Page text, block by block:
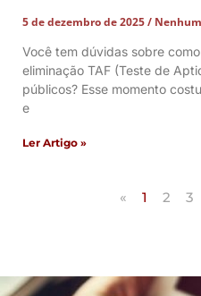
5 de dezembro de 2025
Você tem dúvidas sobre
eliminação TAF (Teste de
públicos? Esse momento
e
Ler Artigo »
« 1 2 3